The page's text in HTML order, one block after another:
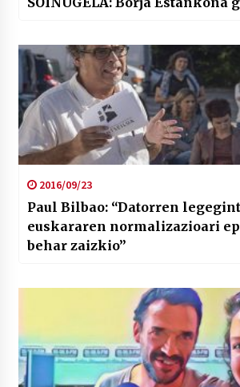
2016/09/23
Paul Bilbao: “Datorren
euskararen normalizazioari
behar zaizkio”